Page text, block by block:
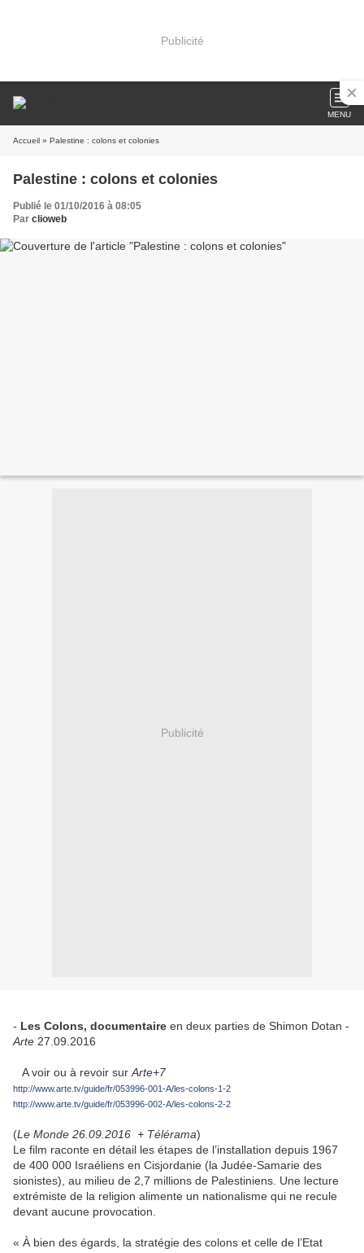
Publicité
MENU
Accueil » Palestine : colons et colonies
Palestine : colons et colonies
Publié le 01/10/2016 à 08:05
Par clioweb
Publicité
- Les Colons, documentaire en deux parties de Shimon Dotan -
Arte 27.09.2016
A voir ou à revoir sur Arte+7
http://www.arte.tv/guide/fr/053996-001-A/les-colons-1-2
http://www.arte.tv/guide/fr/053996-002-A/les-colons-2-2
(Le Monde 26.09.2016 + Télérama)
Le film raconte en détail les étapes de l’installation depuis 1967
de 400 000 Israéliens en Cisjordanie (la Judée-Samarie des
sionistes), au milieu de 2,7 millions de Palestiniens. Une lecture
extrémiste de la religion alimente un nationalisme qui ne recule
devant aucune provocation.
« À bien des égards, la stratégie des colons et celle de l’Etat